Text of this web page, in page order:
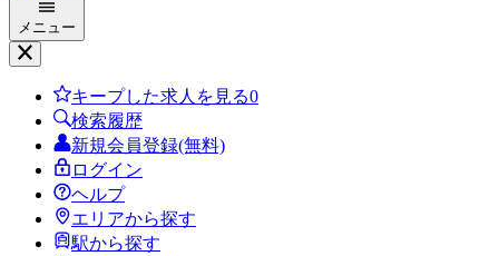
メニュー
キープした求人を見る0
検索履歴
新規会員登録(無料)
ログイン
ヘルプ
エリアから探す
駅から探す